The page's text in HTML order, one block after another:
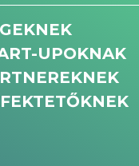
UPOKNAK